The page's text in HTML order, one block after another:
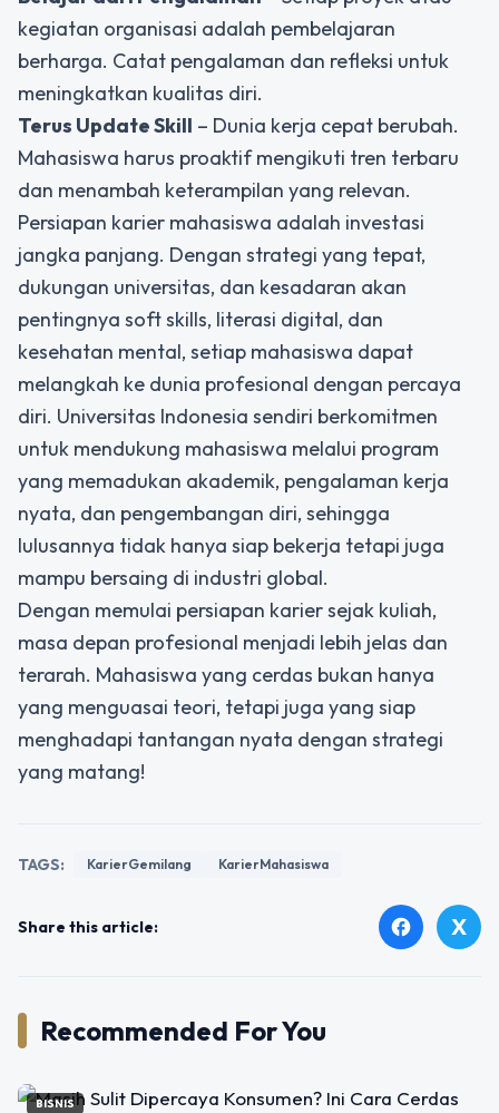
kegiatan organisasi adalah pembelajaran
berharga. Catat pengalaman dan refleksi untuk
meningkatkan kualitas diri.
Terus Update Skill – Dunia kerja cepat berubah.
Mahasiswa harus proaktif mengikuti tren terbaru
dan menambah keterampilan yang relevan.
Persiapan karier mahasiswa adalah investasi
jangka panjang. Dengan strategi yang tepat,
dukungan universitas, dan kesadaran akan
pentingnya soft skills, literasi digital, dan
kesehatan mental, setiap mahasiswa dapat
melangkah ke dunia profesional dengan percaya
diri. Universitas Indonesia sendiri berkomitmen
untuk mendukung mahasiswa melalui program
yang memadukan akademik, pengalaman kerja
nyata, dan pengembangan diri, sehingga
lulusannya tidak hanya siap bekerja tetapi juga
mampu bersaing di industri global.
Dengan memulai persiapan karier sejak kuliah,
masa depan profesional menjadi lebih jelas dan
terarah. Mahasiswa yang cerdas bukan hanya
yang menguasai teori, tetapi juga yang siap
menghadapi tantangan nyata dengan strategi
yang matang!
TAGS: KarierGemilang KarierMahasiswa
Share this article: facebook X
Recommended For You
BISNIS